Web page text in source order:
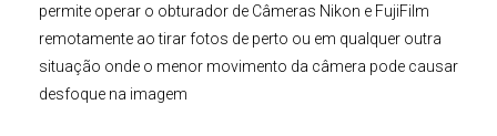
permite operar o obturador de Câmeras Nikon e FujiFilm
remotamente ao tirar fotos de perto ou em qualquer outra
situação onde o menor movimento da câmera pode causar
desfoque na imagem